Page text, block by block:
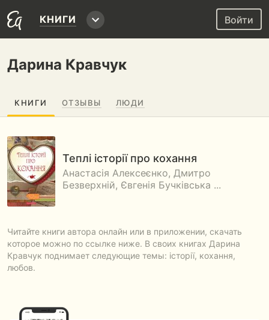
КНИГИ Войти
Дарина Кравчук
КНИГИ ОТЗЫВЫ ЛЮДИ
Теплі історії про кохання
Анастасія Алексеєнко, Дмитро
Безверхній, Євгенія Бучківська ...
Читайте книги автора онлайн или в приложении, скачать
которое можно по ссылке ниже. В своих книгах Дарина
Кравчук поднимает следующие темы: історії, кохання,
любов.